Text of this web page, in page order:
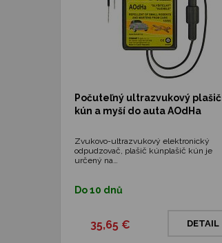
Počuteľný ultrazvukový plašič
kún a myší do auta AOdHa
Zvukovo-ultrazvukový elektronický
odpudzovač, plašič kúnplašič kún je
určený na…
Do 10 dnů
35,65 € DETAIL